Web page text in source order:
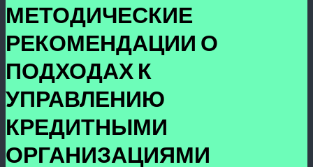
МЕТОДИЧЕСКИЕ
РЕКОМЕНДАЦИИ О
ПОДХОДАХ К
УПРАВЛЕНИЮ
КРЕДИТНЫМИ
ОРГАНИЗАЦИЯМИ